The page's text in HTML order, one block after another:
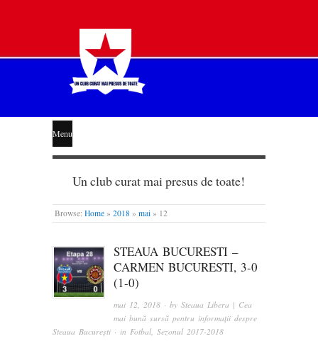
STEAUA
LIBERĂ
Menu
Un club curat mai presus de toate!
Browse: Home » 2018 » mai » 12
STEAUA BUCURESTI –
CARMEN BUCURESTI, 3-0
(1-0)
mai 12, 2018 · bySteaua Libera | Cea
mai bună sursă pentru informații despre
Steaua București · in Fotbal, Sezonul 2017-2018